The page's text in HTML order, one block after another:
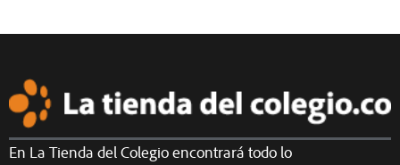
En La Tienda del Colegio encontrará todo lo